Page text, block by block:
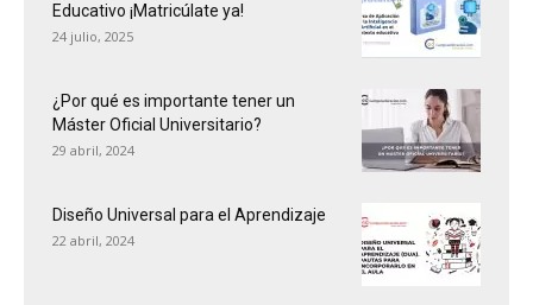
Educativo ¡Matricúlate ya!
24 julio, 2025
¿Por qué es importante tener un
Máster Oficial Universitario?
29 abril, 2024
Diseño Universal para el Aprendizaje
22 abril, 2024